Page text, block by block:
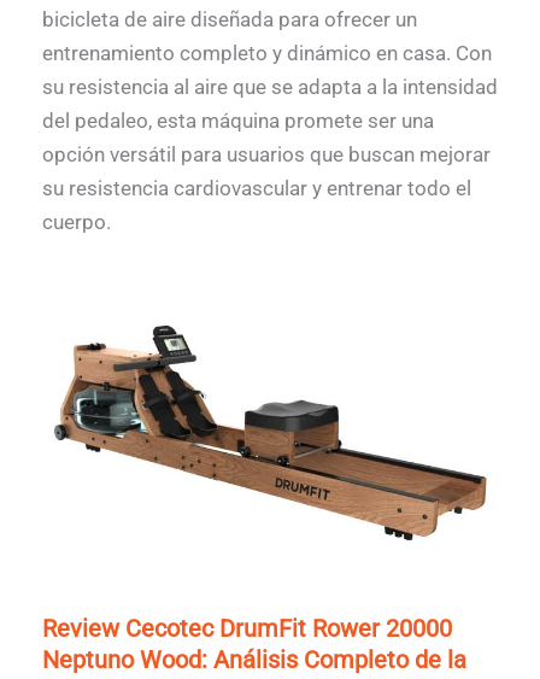
bicicleta de aire diseñada para ofrecer un
entrenamiento completo y dinámico en casa. Con
su resistencia al aire que se adapta a la intensidad
del pedaleo, esta máquina promete ser una
opción versátil para usuarios que buscan mejorar
su resistencia cardiovascular y entrenar todo el
cuerpo.
Review Cecotec DrumFit Rower 20000
Neptuno Wood: Análisis Completo de la